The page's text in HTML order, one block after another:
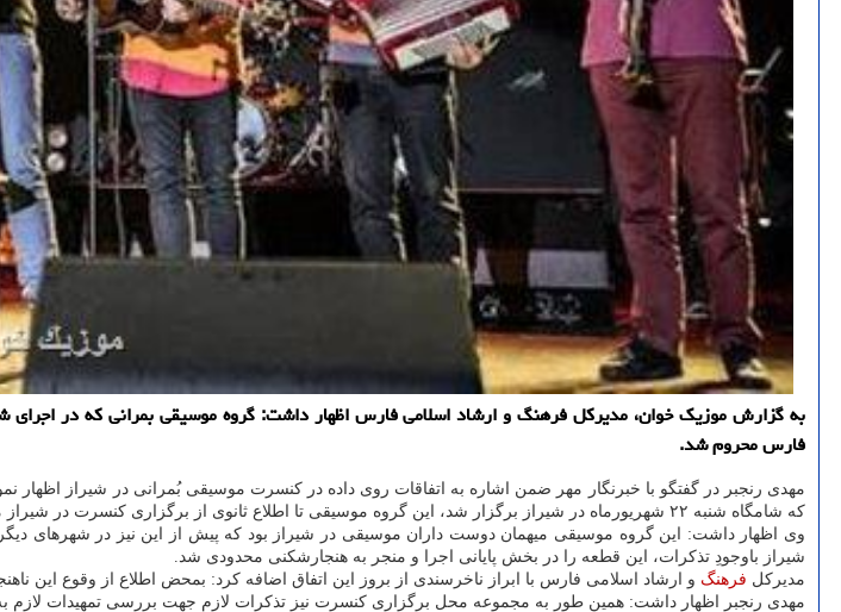
فارس محروم شد.
مهدی رنجبر در گفتگو با خبرنگار مهر ضمن اشاره به اتفاقات روی داده در کنسرت موسیقی بُمرانی در شیراز
که شامگاه شنبه ۲۲ شهریورماه در شیراز برگزار شد، این گروه موسیقی تا اطلاع ثانوی از برگزاری کنسرت در شیراز محروم خواهد بود.
وی اظهار داشت: این گروه موسیقی میهمان دوست داران موسیقی در شیراز بود که پیش از این نیز در شهرهای
شیراز باوجودِ تذکرات، این قطعه را در بخش پایانی اجرا و منجر به هنجارشکنی محدودی شد.
مدیرکل فرهنگ و ارشاد اسلامی فارس با ابراز ناخرسندی از بروز این اتفاق اضافه کرد: بمحض اطلاع از وقوع این
مهدی رنجبر اظهار داشت: همین طور به مجموعه محل برگزاری کنسرت نیز تذکرات لازم جهت بررسی تمهیدات لازم